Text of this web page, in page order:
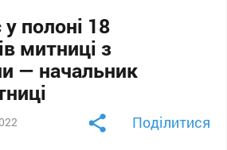
полоні 18
митниці з
— начальник
Поділитися